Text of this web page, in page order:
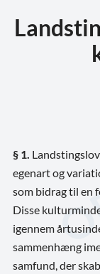
§ 1.
egenart og
som bidrag til en
Disse
igennem
sammenhæng
samfund, der